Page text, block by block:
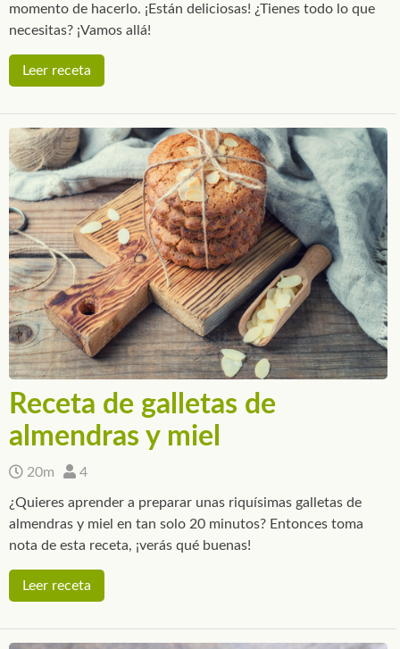
momento de hacerlo. ¡Están deliciosas! ¿Tienes todo lo que
necesitas? ¡Vamos allá!
Leer receta
Receta de galletas de
almendras y miel
20m 4
¿Quieres aprender a preparar unas riquísimas galletas de
almendras y miel en tan solo 20 minutos? Entonces toma
nota de esta receta, ¡verás qué buenas!
Leer receta